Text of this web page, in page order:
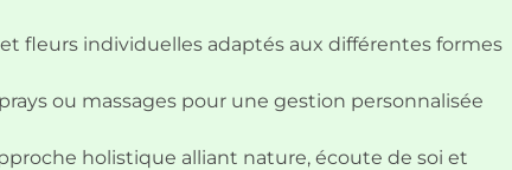
fleurs individuelles adaptés aux différentes formes
ou massages pour une gestion personnalisée
holistique alliant nature, écoute de soi et